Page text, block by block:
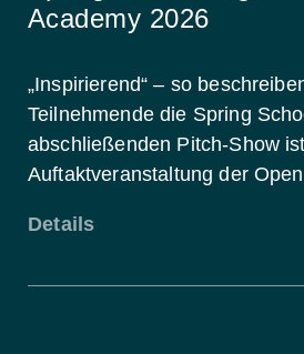
Academy 2026
„Inspirierend“ – so
Teilnehmende die Spring
abschließenden Pitch-Show
Auftaktveranstaltung der
Details